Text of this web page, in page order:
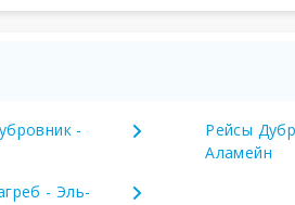
-
Рейсы
Аламейн
- Эль-